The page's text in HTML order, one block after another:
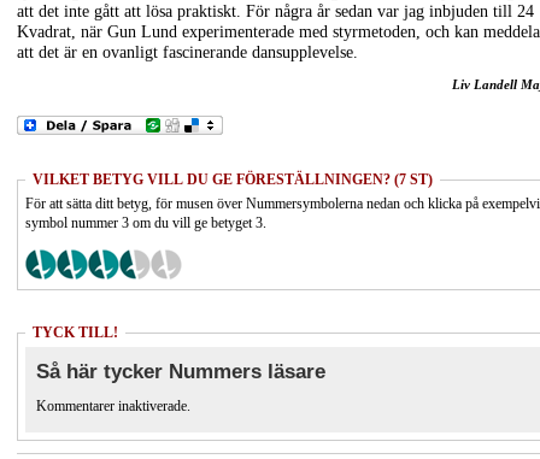
att det inte gått att lösa praktiskt. För några år sedan var jag inbjuden till 24
Kvadrat, när Gun Lund experimenterade med styrmetoden, och kan meddela
att det är en ovanligt fascinerande dansupplevelse.
Liv Landell
VILKET BETYG VILL DU GE FÖRESTÄLLNINGEN? (7 ST)
För att sätta ditt betyg, för musen över Nummersymbolerna nedan och klicka på
symbol nummer 3 om du vill ge betyget 3.
TYCK TILL!
Så här tycker Nummers läsare
Kommentarer inaktiverade.